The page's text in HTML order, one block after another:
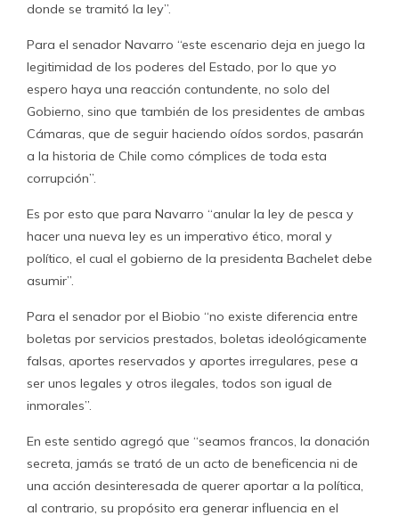
donde se tramitó la ley”.
Para el senador Navarro “este escenario deja en juego la
legitimidad de los poderes del Estado, por lo que yo
espero haya una reacción contundente, no solo del
Gobierno, sino que también de los presidentes de ambas
Cámaras, que de seguir haciendo oídos sordos, pasarán
a la historia de Chile como cómplices de toda esta
corrupción”.
Es por esto que para Navarro “anular la ley de pesca y
hacer una nueva ley es un imperativo ético, moral y
político, el cual el gobierno de la presidenta Bachelet debe
asumir”.
Para el senador por el Biobio “no existe diferencia entre
boletas por servicios prestados, boletas ideológicamente
falsas, aportes reservados y aportes irregulares, pese a
ser unos legales y otros ilegales, todos son igual de
inmorales”.
En este sentido agregó que “seamos francos, la donación
secreta, jamás se trató de un acto de beneficencia ni de
una acción desinteresada de querer aportar a la política,
al contrario, su propósito era generar influencia en el